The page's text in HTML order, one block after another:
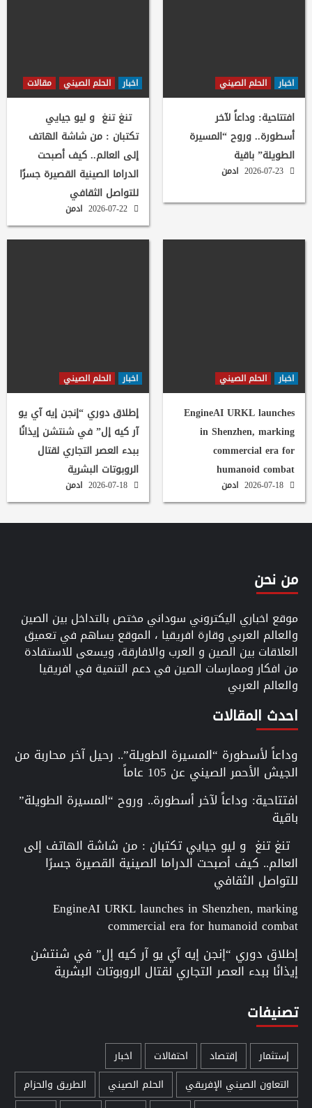
اخبار الحلم الصيني
افتتاحية: وداعاً لآخر
أسطورة.. وروح “المسيرة
الطويلة” باقية
ادمن
اخبار الحلم الصيني مقالات
تنغ تنغ و ليو جيايي
تكتبان : من شاشة الهاتف
إلى العالم.. كيف أصبحت
الدراما الصينية القصيرة جسرًا
للتواصل الثقافي
ادمن
اخبار الحلم الصيني
EngineAI URKL launches
in Shenzhen, marking
commercial era for
humanoid combat
ادمن
اخبار الحلم الصيني
إطلاق دوري “إنجن إيه آي يو
آر كيه إل” في شنتشن إيذانًا
ببدء العصر التجاري لقتال
الروبوتات البشرية
ادمن
من نحن
موقع اخباري اليكتروني سوداني مختص بالتداخل بين الصين
والعالم العربي وقارة افريقيا ، الموقع يساهم في تعميق
العلاقات بين الصين و العرب والافارقة، ويسعى للاستفادة
من افكار وممارسات الصين في دعم التنمية في افريقيا
والعالم العربي
احدث المقالات
وداعاً لأسطورة “المسيرة الطويلة”.. رحيل آخر محاربة من
الجيش الأحمر الصيني عن 105 عاماً
افتتاحية: وداعاً لآخر أسطورة.. وروح “المسيرة الطويلة”
باقية
تنغ تنغ و ليو جيايي تكتبان : من شاشة الهاتف إلى
العالم.. كيف أصبحت الدراما الصينية القصيرة جسرًا
للتواصل الثقافي
EngineAI URKL launches in Shenzhen, marking
commercial era for humanoid combat
إطلاق دوري “إنجن إيه آي يو آر كيه إل” في شنتشن
إيذانًا ببدء العصر التجاري لقتال الروبوتات البشرية
تصنيفات
إستثمار إقتصاد احتفالات
اخبار
التعاون الصيني الإفريقي
الحلم الصيني
الطريق والحزام